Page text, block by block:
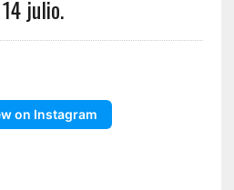
julio.
on Instagram